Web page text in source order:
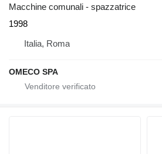
Macchine comunali - spazzatrice
1998
Italia, Roma
OMECO SPA